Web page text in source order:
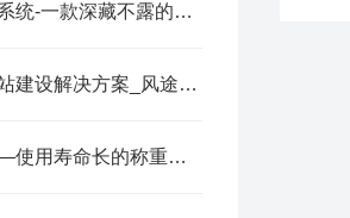
交通气象监测系统-一款深藏不露的高速公路自动气象站
农业综合气象站建设解决方案_风途简单介绍
蒸发量传感器—使用寿命长的称重式水面蒸发器@2025全国派送